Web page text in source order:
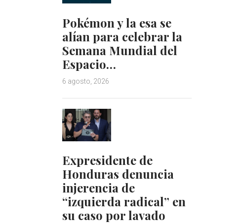
Pokémon y la esa se
alían para celebrar la
Semana Mundial del
Espacio…
6 agosto, 2026
Expresidente de
Honduras denuncia
injerencia de
“izquierda radical” en
su caso por lavado